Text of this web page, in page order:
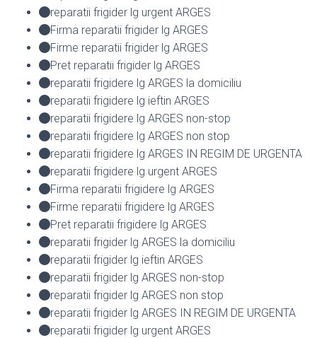
reparatii frigider lg urgent ARGES
Firma reparatii frigider lg ARGES
Firme reparatii frigider lg ARGES
Pret reparatii frigider lg ARGES
reparatii frigidere lg ARGES la domiciliu
reparatii frigidere lg ieftin ARGES
reparatii frigidere lg ARGES non-stop
reparatii frigidere lg ARGES non stop
reparatii frigidere lg ARGES IN REGIM DE URGENTA
reparatii frigidere lg urgent ARGES
Firma reparatii frigidere lg ARGES
Firme reparatii frigidere lg ARGES
Pret reparatii frigidere lg ARGES
reparatii frigider lg ARGES la domiciliu
reparatii frigider lg ieftin ARGES
reparatii frigider lg ARGES non-stop
reparatii frigider lg ARGES non stop
reparatii frigider lg ARGES IN REGIM DE URGENTA
reparatii frigider lg urgent ARGES